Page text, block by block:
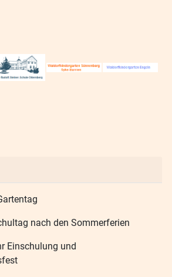
nach den Sommerferien
Einschulung und